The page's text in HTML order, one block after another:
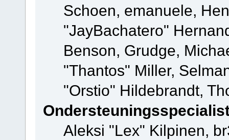
Schoen, emanuele,
"JayBachatero"
Benson, Grudge,
"Thantos" Miller,
"Orstio" Hildebrandt,
Aleksi "Lex" Kilpinen,